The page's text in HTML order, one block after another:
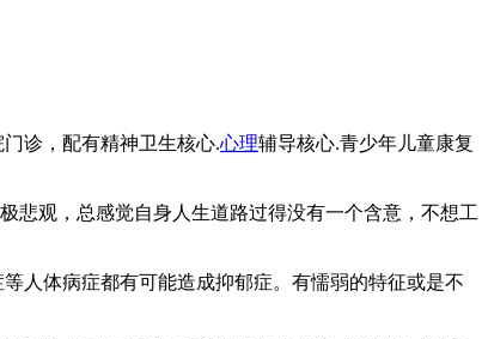
诊，配有精神卫生核心.心理辅导核心.青少年儿童康复
观，总感觉自身人生道路过得没有一个含意，不想工
人体病症都有可能造成抑郁症。有懦弱的特征或是不